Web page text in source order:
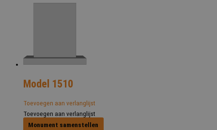
Model 1510
Toevoegen aan verlanglijst
Toevoegen aan verlanglijst
Monument samenstellen